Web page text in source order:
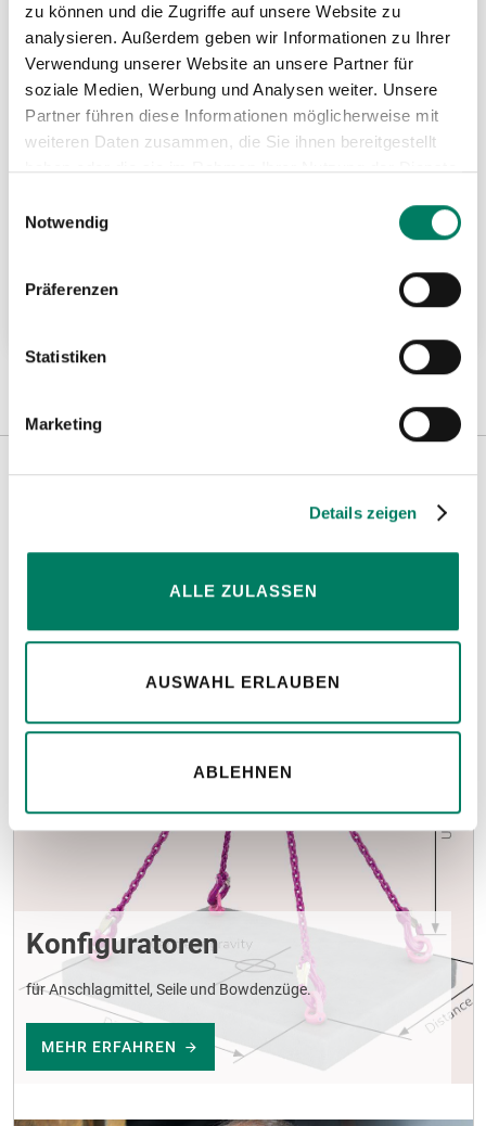
zu können und die Zugriffe auf unsere Website zu
analysieren. Außerdem geben wir Informationen zu Ihrer
Verwendung unserer Website an unsere Partner für
soziale Medien, Werbung und Analysen weiter. Unsere
Partner führen diese Informationen möglicherweise mit
weiteren Daten zusammen, die Sie ihnen bereitgestellt
haben oder die sie im Rahmen Ihrer Nutzung der Dienste
Notwendig
Präferenzen
Statistiken
Marketing
Details zeigen
ALLE ZULASSEN
AUSWAHL ERLAUBEN
ABLEHNEN
Weitere Informationen
Konfiguratoren
für Anschlagmittel, Seile und Bowdenzüge.
MEHR ERFAHREN